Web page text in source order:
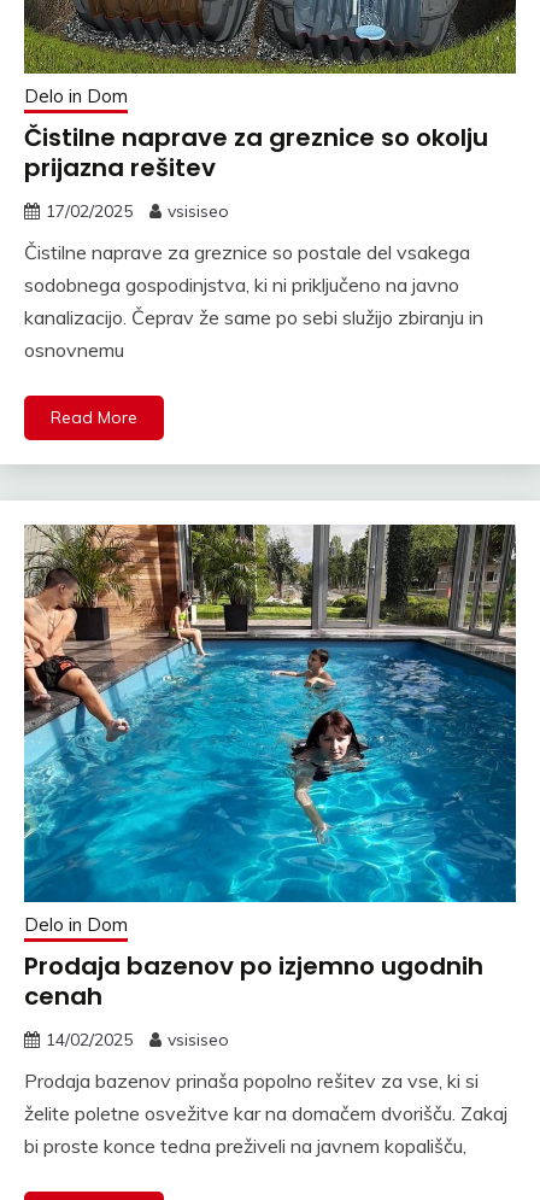
Delo in Dom
Čistilne naprave za greznice so okolju
prijazna rešitev
17/02/2025 vsisiseo
Čistilne naprave za greznice so postale del vsakega
sodobnega gospodinjstva, ki ni priključeno na javno
kanalizacijo. Čeprav že same po sebi služijo zbiranju in
osnovnemu
Read More
Delo in Dom
Prodaja bazenov po izjemno ugodnih
cenah
14/02/2025 vsisiseo
Prodaja bazenov prinaša popolno rešitev za vse, ki si
želite poletne osvežitve kar na domačem dvorišču. Zakaj
bi proste konce tedna preživeli na javnem kopališču,